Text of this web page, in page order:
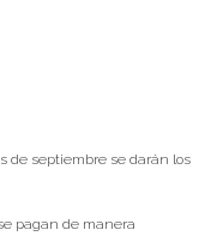
de septiembre se darán los
pagan de manera